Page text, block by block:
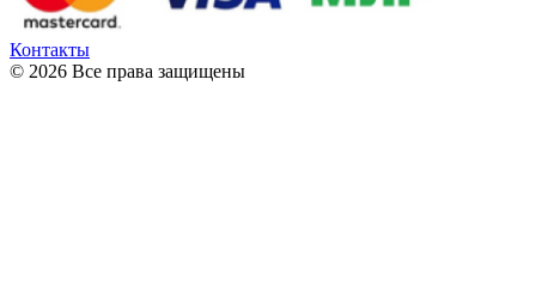
Контакты
© 2026 Все права защищены